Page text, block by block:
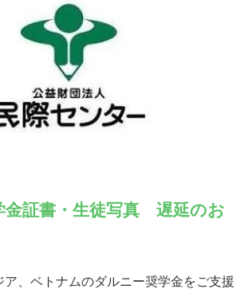
金証書・生徒写真 遅延のお
ア、ベトナムのダルニー奨学金をご支援